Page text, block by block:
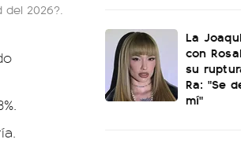
2026?.
La
con
su
Ra: "Se
mí"